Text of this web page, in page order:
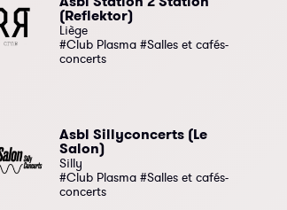
(Reflektor)
Liège
#Club Plasma #Salles et cafés-
concerts
Asbl Sillyconcerts (Le
Salon)
Silly
#Club Plasma #Salles et cafés-
concerts